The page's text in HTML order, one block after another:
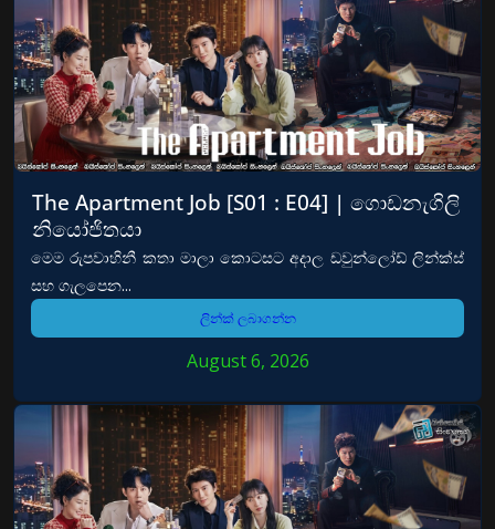
The Apartment Job [S01 : E04] | ගොඩනැගිලි
නියෝජිතයා
මෙම රුපවාහිනී කතා මාලා කොටසට අදාල ඩවුන්ලෝඩ් ලින්ක්ස්
සහ ගැලපෙන...
ලින්ක් ලබාගන්න
August 6, 2026